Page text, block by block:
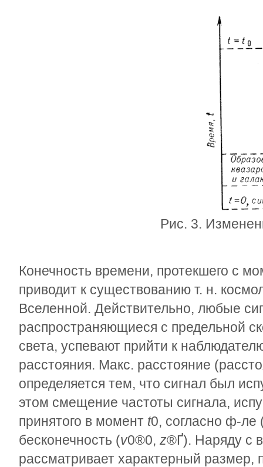
Рис. 3.
Конечность времени, протекшего с
приводит к существованию т. н.
Вселенной. Действительно, любые
распространяющиеся с предельной
света, успевают прийти к
расстояния. Макс. расстояние
определяется тем, что сигнал был
этом смещение частоты сигнала,
принятого в момент t0, согласно ф-ле
бесконечность (v0®0, z®Ґ). Наряду с
рассматривает характерный размер,